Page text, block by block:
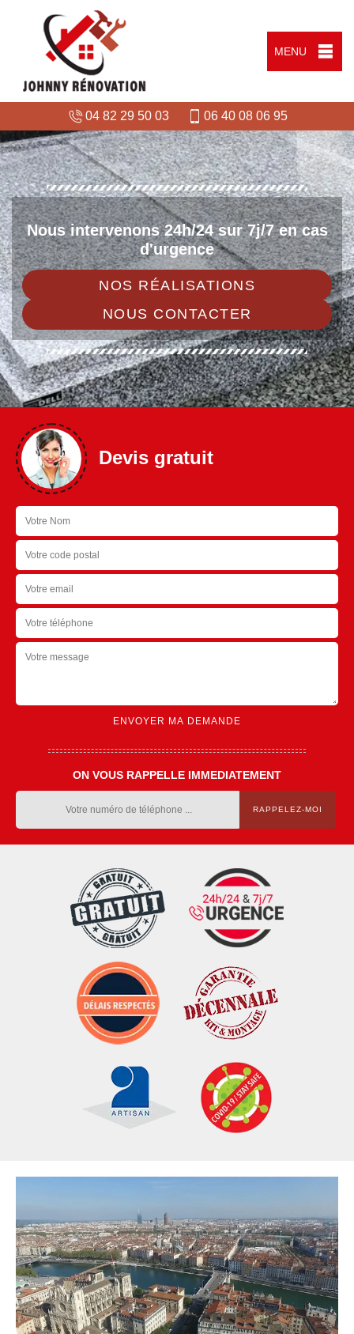
MENU
04 82 29 50 03 06 40 08 06 95
Nous intervenons 24h/24 sur 7j/7 en cas
d'urgence
NOS RÉALISATIONS
NOUS CONTACTER
Devis gratuit
ON VOUS RAPPELLE IMMEDIATEMENT